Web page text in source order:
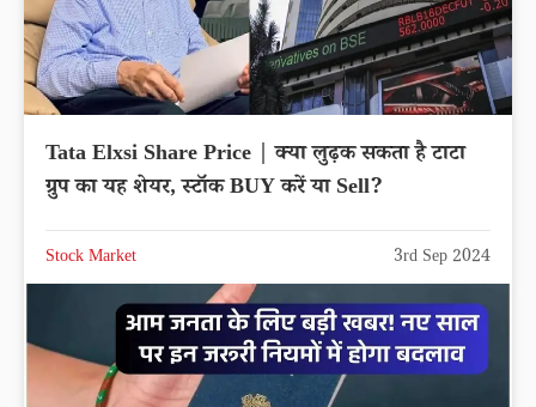
Tata Elxsi Share Price | क्या लुढ़क सकता है टाटा
ग्रुप का यह शेयर, स्टॉक BUY करें या Sell?
Stock Market 3rd Sep 2024